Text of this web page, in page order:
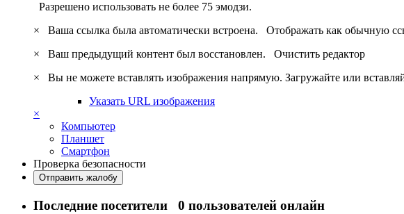
Разрешено использовать не более 75 эмодзи.
×
Ваша ссылка была автоматически встроена. Отображать как обычную
×
Ваш предыдущий контент был восстановлен. Очистить редактор
×
Вы не можете вставлять изображения напрямую. Загружайте или
Указать URL изображения
×
Компьютер
Планшет
Смартфон
Проверка безопасности
Отправить жалобу
Последние посетители 0 пользователей онлайн